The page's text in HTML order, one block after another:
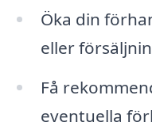
Öka din
eller
Få
eventuella